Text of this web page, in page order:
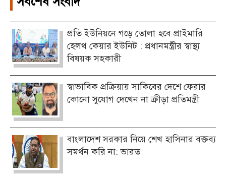
প্রতি ইউনিয়নে গড়ে তোলা হবে প্রাইমারি
হেলথ কেয়ার ইউনিট : প্রধানমন্ত্রীর স্বাস্থ্য
বিষয়ক সহকারী
স্বাভাবিক প্রক্রিয়ায় সাকিবের দেশে ফেরার
কোনো সুযোগ দেখেন না ক্রীড়া প্রতিমন্ত্রী
বাংলাদেশ সরকার নিয়ে শেখ হাসিনার বক্তব্য
সমর্থন করি না: ভারত